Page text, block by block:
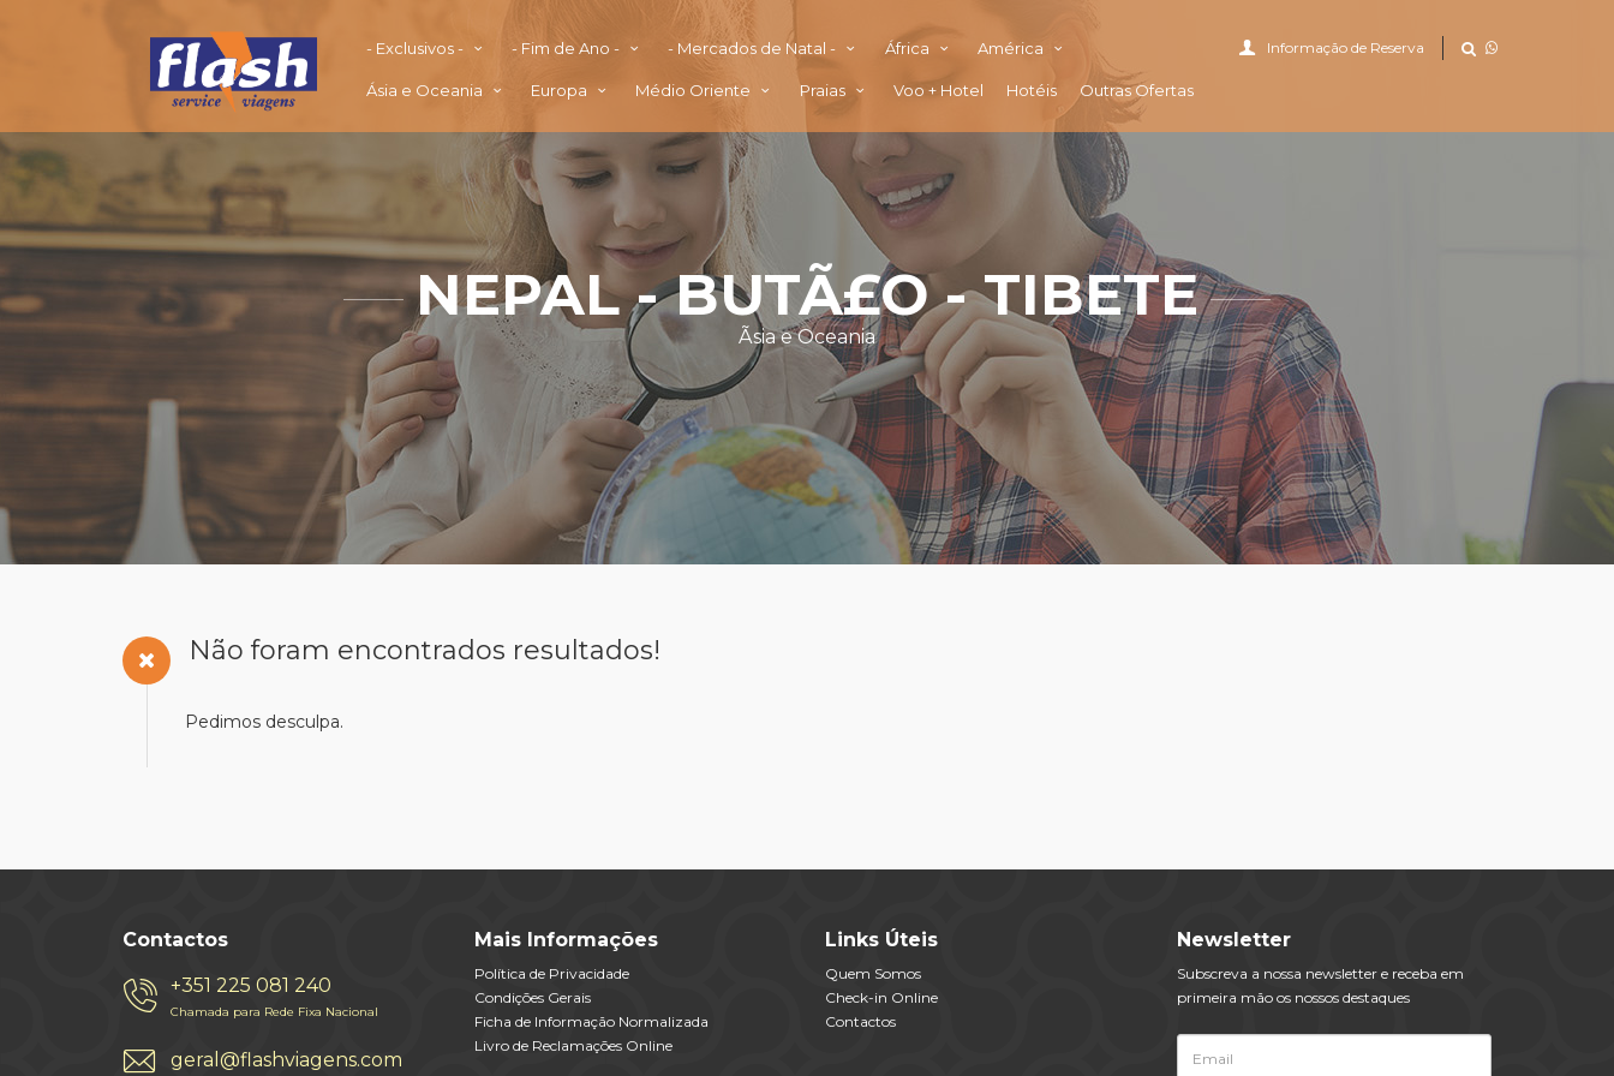
- Exclusivos - - Fim de Ano - - Mercados de Natal - África América
Ásia e Oceania Europa Médio Oriente Praias Voo + Hotel Hotéis Outras Ofertas
Informação de Reserva
NEPAL - BUTÃ£O - TIBETE
Ãsia e Oceania
Não foram encontrados resultados!
Pedimos desculpa.
Contactos
+351 225 081 240
Chamada para Rede Fixa Nacional
geral@flashviagens.com
Mais Informações
Política de Privacidade
Condições Gerais
Ficha de Informação Normalizada
Livro de Reclamações Online
Links Úteis
Quem Somos
Check-in Online
Contactos
Newsletter
Subscreva a nossa newsletter e receba em
primeira mão os nossos destaques